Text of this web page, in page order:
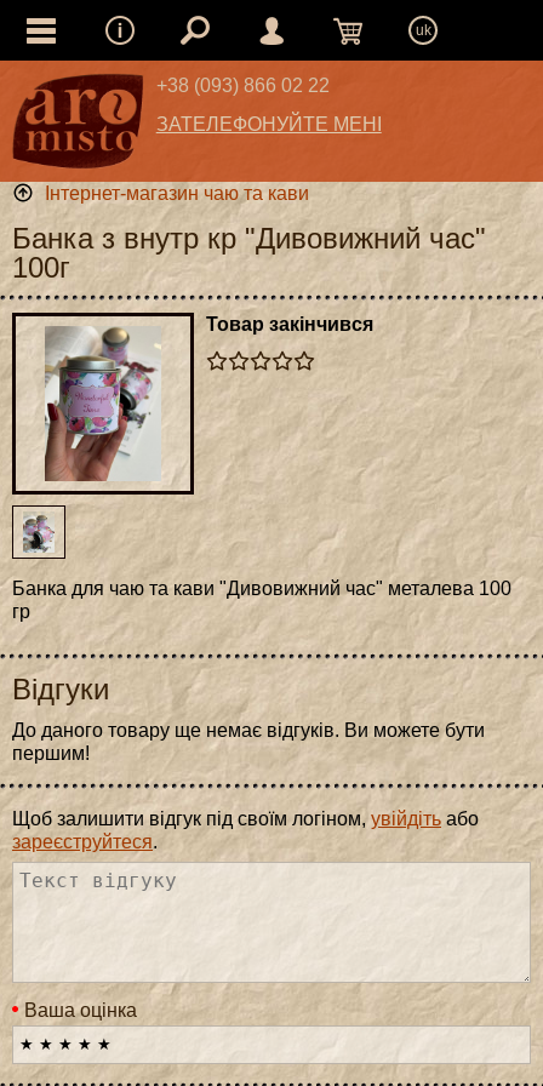
uk
+38 (093) 866 02 22
ЗАТЕЛЕФОНУЙТЕ МЕНІ
Інтернет-магазин чаю та кави
Банка з внутр кр "Дивовижний час"
100г
Товар закінчився
Банка для чаю та кави "Дивовижний час" металева 100
гр
Відгуки
До даного товару ще немає відгуків. Ви можете бути
першим!
Щоб залишити відгук під своїм логіном,увійдіть або
зареєструйтеся.
Ваша оцінка